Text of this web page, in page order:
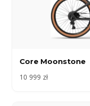
Core Moonstone
10 999 zł